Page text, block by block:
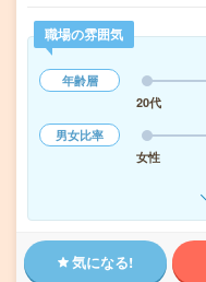
職場の雰囲気
年齢層
20代
男女比率
女性
気になる!